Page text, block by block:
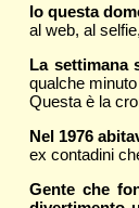
Io questa
al web, al
La settimana
qualche
Questa è la
Nel 1976
ex contadini
Gente che